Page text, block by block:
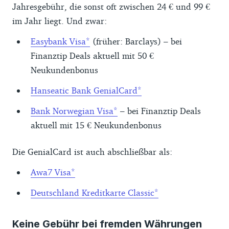
Jahresgebühr, die sonst oft zwischen 24 € und 99 €
im Jahr liegt. Und zwar:
Easybank Visa
(früher: Barclays) – bei
Finanztip Deals aktuell mit 50 €
Neukundenbonus
Hanseatic Bank GenialCard
Bank Norwegian Visa
– bei Finanztip Deals
aktuell mit 15 € Neukundenbonus
Die GenialCard ist auch abschließbar als:
Awa7 Visa
Deutschland Kreditkarte Classic
Keine Gebühr bei fremden Währungen